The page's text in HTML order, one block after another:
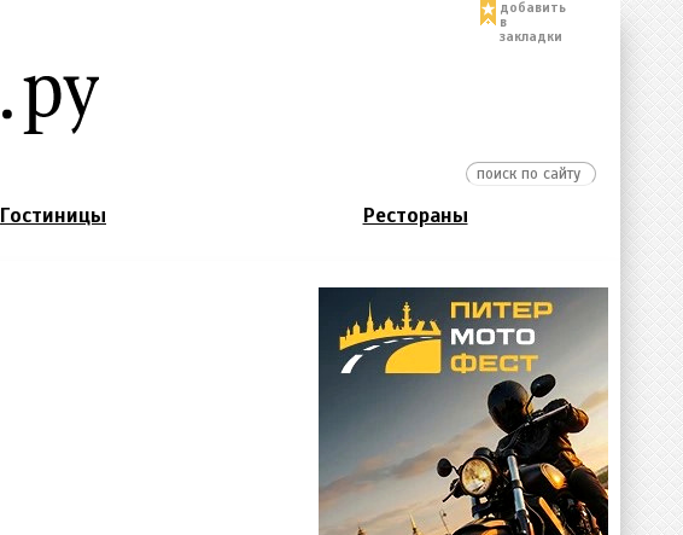
добавить
в
закладки
Гостиницы Рестораны